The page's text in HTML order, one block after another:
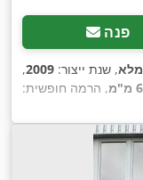
פנה
מלא, שנת ייצור: 2009
,
, הרמה חופשית:
שירות מלאה, תאורה